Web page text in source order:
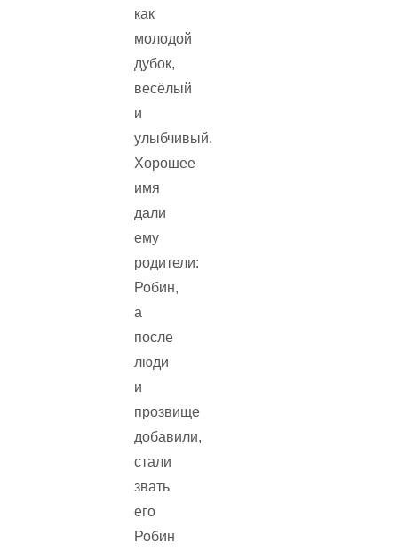
как
молодой
дубок,
весёлый
и
улыбчивый.
Хорошее
имя
дали
ему
родители:
Робин,
а
после
люди
и
прозвище
добавили,
стали
звать
его
Робин